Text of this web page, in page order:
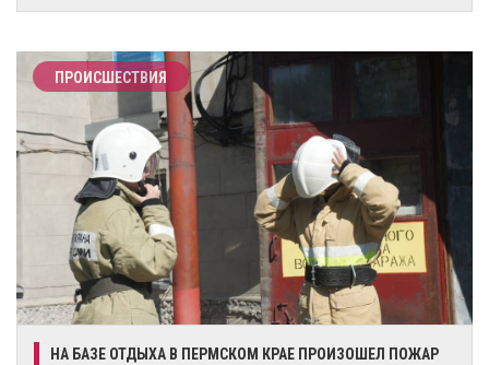
ПРОИСШЕСТВИЯ
НА БАЗЕ ОТДЫХА В ПЕРМСКОМ КРАЕ ПРОИЗОШЕЛ ПОЖАР